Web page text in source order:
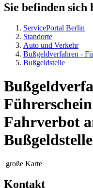
Sie befinden sich
ServicePortal Berlin
Standorte
Auto und Verkehr
Bußgeldverfahren -
Bußgeldstelle
Fahrverbot
Bußgeldstelle
große Karte
Kontakt